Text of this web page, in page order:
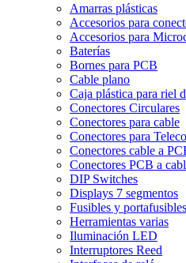
Amarras plásticas
Accesorios para
Accesorios para
Baterías
Bornes para PCB
Cable plano
Caja plástica para riel
Conectores Circulares
Conectores para cable
Conectores para
Conectores cable a
Conectores PCB a
DIP Switches
Displays 7 segmentos
Fusibles y portafusibles
Herramientas varias
Iluminación LED
Interruptores Reed